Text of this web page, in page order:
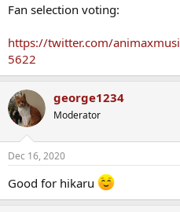
Fan selection voting:
https://twitter.com/
5622
george1234
Moderator
Dec 16, 2020
Good for hikaru